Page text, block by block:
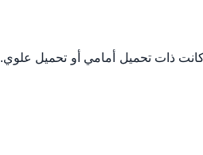
ذات تحميل أمامي أو تحميل علوي.